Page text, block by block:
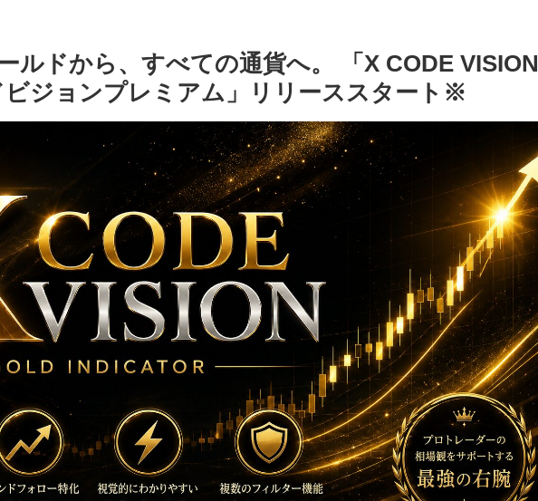
ルドから、すべての通貨へ。 「X CODE VISION
ビジョンプレミアム」リリーススタート※